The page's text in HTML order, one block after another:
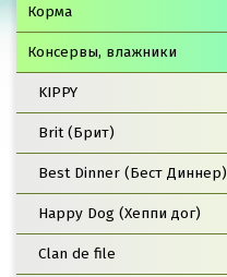
Корма
Консервы, влажники
KIPPY
Brit (Брит)
Best Dinner (Бест Диннер)
Happy Dog (Хеппи дог)
Clan de file